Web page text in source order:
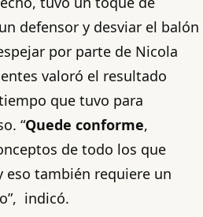
defensor y desviar el balón
por parte de Nicola
valoró el resultado
que tuvo para
“Quede conforme,
de todo los que
eso también requiere un
indicó.